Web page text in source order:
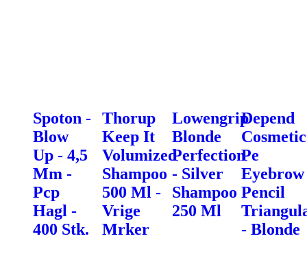
Spoton -
Blow
Up - 4,5
Mm -
Pcp
Hagl -
400 Stk.
Thorup
Keep It
Volumized
Shampoo
500 Ml -
Vrige
Mrker
Lowengrip
Blonde
Perfection
- Silver
Shampoo
250 Ml
Depend
Cosmetic
Pe
Eyebrow
Pencil
- Blonde